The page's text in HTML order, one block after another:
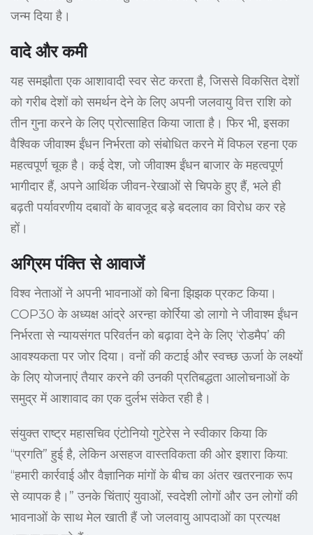
जन्म दिया है।
वादे और कमी
यह समझौता एक आशावादी स्वर सेट करता है, जिससे विकसित देशों
को गरीब देशों को समर्थन देने के लिए अपनी जलवायु वित्त राशि को
तीन गुना करने के लिए प्रोत्साहित किया जाता है। फिर भी, इसका
वैश्विक जीवाश्म ईंधन निर्भरता को संबोधित करने में विफल रहना एक
महत्वपूर्ण चूक है। कई देश, जो जीवाश्म ईंधन बाजार के महत्वपूर्ण
भागीदार हैं, अपने आर्थिक जीवन-रेखाओं से चिपके हुए हैं, भले ही
बढ़ती पर्यावरणीय दबावों के बावजूद बड़े बदलाव का विरोध कर रहे
हों।
अग्रिम पंक्ति से आवाजें
विश्व नेताओं ने अपनी भावनाओं को बिना झिझक प्रकट किया।
COP30 के अध्यक्ष आंद्रे अरन्हा कोर्रिया डो लागो ने जीवाश्म ईंधन
निर्भरता से न्यायसंगत परिवर्तन को बढ़ावा देने के लिए ‘रोडमैप’ की
आवश्यकता पर जोर दिया। वनों की कटाई और स्वच्छ ऊर्जा के लक्ष्यों
के लिए योजनाएं तैयार करने की उनकी प्रतिबद्धता आलोचनाओं के
समुद्र में आशावाद का एक दुर्लभ संकेत रही है।
संयुक्त राष्ट्र महासचिव एंटोनियो गुटेरेस ने स्वीकार किया कि
“प्रगति” हुई है, लेकिन असहज वास्तविकता की ओर इशारा किया:
“हमारी कार्रवाई और वैज्ञानिक मांगों के बीच का अंतर खतरनाक रूप
से व्यापक है।” उनके चिंताएं युवाओं, स्वदेशी लोगों और उन लोगों की
भावनाओं के साथ मेल खाती हैं जो जलवायु आपदाओं का प्रत्यक्ष